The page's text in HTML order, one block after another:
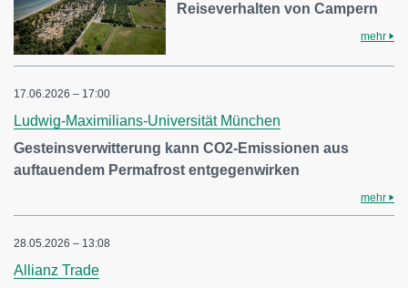
Reiseverhalten von Campern
mehr
17.06.2026 – 17:00
Ludwig-Maximilians-Universität München
Gesteinsverwitterung kann CO2-Emissionen aus
auftauendem Permafrost entgegenwirken
mehr
28.05.2026 – 13:08
Allianz Trade